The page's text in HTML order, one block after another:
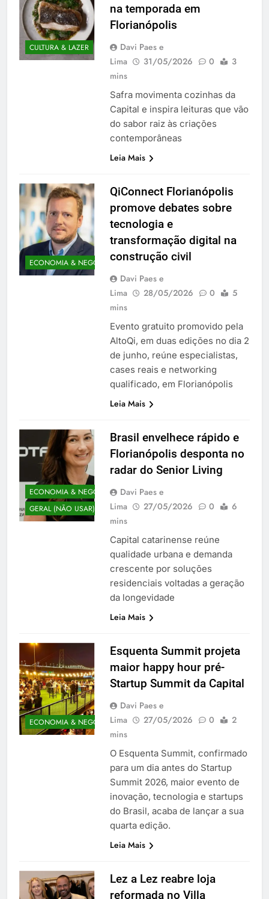
CULTURA & LAZER
na temporada em
Florianópolis
Davi Paes e
Lima
31/05/2026 0
3
mins
Safra movimenta cozinhas da
Capital e inspira leituras que vão
do sabor raiz às criações
contemporâneas
Leia Mais
ECONOMIA & NEGÓCIOS
QiConnect Florianópolis
promove debates sobre
tecnologia e
transformação digital na
construção civil
Davi Paes e
Lima
28/05/2026 0
5
mins
Evento gratuito promovido pela
AltoQi, em duas edições no dia 2
de junho, reúne especialistas,
cases reais e networking
qualificado, em Florianópolis
Leia Mais
ECONOMIA & NEGÓCIOS
GERAL (NÃO USAR)
Brasil envelhece rápido e
Florianópolis desponta no
radar do Senior Living
Davi Paes e
Lima
27/05/2026 0
6
mins
Capital catarinense reúne
qualidade urbana e demanda
crescente por soluções
residenciais voltadas a geração
da longevidade
Leia Mais
ECONOMIA & NEGÓCIOS
Esquenta Summit projeta
maior happy hour pré-
Startup Summit da Capital
Davi Paes e
Lima
27/05/2026 0
2
mins
O Esquenta Summit, confirmado
para um dia antes do Startup
Summit 2026, maior evento de
inovação, tecnologia e startups
do Brasil, acaba de lançar a sua
quarta edição.
Leia Mais
Lez a Lez reabre loja
reformada no Villa